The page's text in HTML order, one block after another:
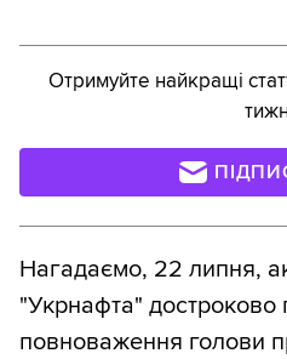
Отримуйте найкращі
Нагадаємо, 22 липня,
"Укрнафта" достроково
повноваження голови